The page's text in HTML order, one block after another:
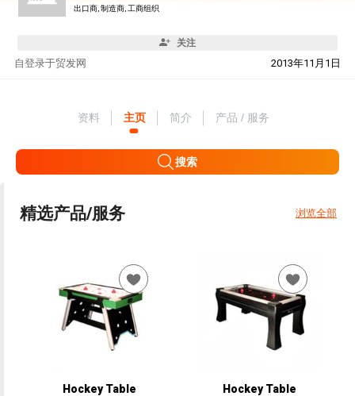
出口商, 制造商, 工商组织
关注
自 2013年11月1日
登录于贸发网
资料 主页 简介 产品 / 服务
搜索
精选产品/服务 浏览全部
Hockey Table Hockey Table